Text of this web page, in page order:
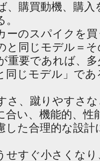
、購買動機、購入
ーのスパイクを
と同じモデル＝
重要であれば、
同じモデル」で
さ、蹴りやすさ
合い、機能的、性
した合理的な設
せすぐ小さくな